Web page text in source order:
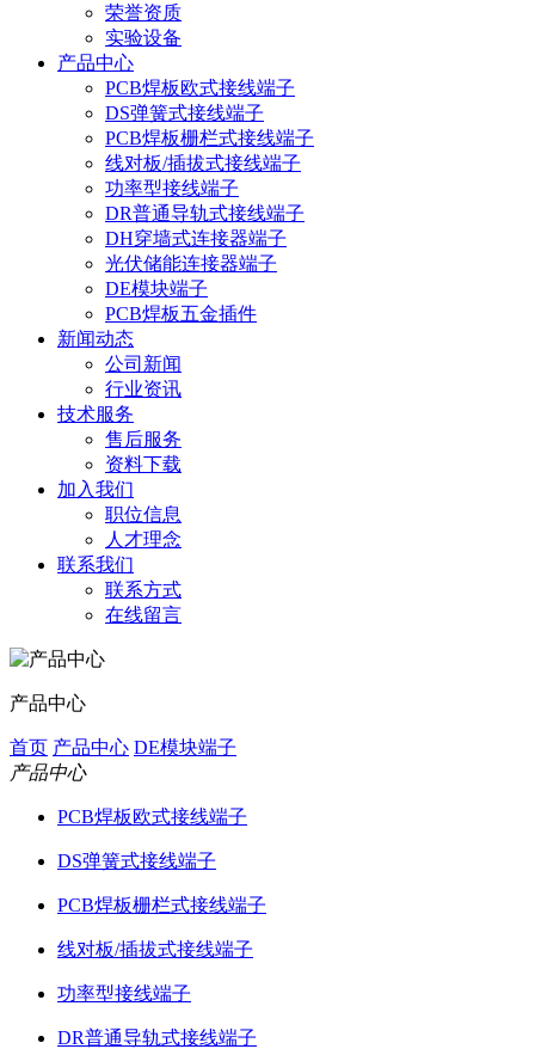
荣誉资质
实验设备
产品中心
PCB焊板欧式接线端子
DS弹簧式接线端子
PCB焊板栅栏式接线端子
线对板/插拔式接线端子
功率型接线端子
DR普通导轨式接线端子
DH穿墙式连接器端子
光伏储能连接器端子
DE模块端子
PCB焊板五金插件
新闻动态
公司新闻
行业资讯
技术服务
售后服务
资料下载
加入我们
职位信息
人才理念
联系我们
联系方式
在线留言
产品中心
首页 产品中心 DE模块端子
产品中心
PCB焊板欧式接线端子
DS弹簧式接线端子
PCB焊板栅栏式接线端子
线对板/插拔式接线端子
功率型接线端子
DR普通导轨式接线端子